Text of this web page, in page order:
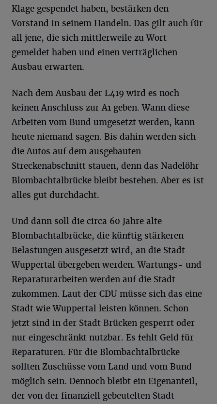
Klage gespendet haben, bestärken den
Vorstand in seinem Handeln. Das gilt auch für
all jene, die sich mittlerweile zu Wort
gemeldet haben und einen verträglichen
Ausbau erwarten.
Nach dem Ausbau der L419 wird es noch
keinen Anschluss zur A1 geben. Wann diese
Arbeiten vom Bund umgesetzt werden, kann
heute niemand sagen. Bis dahin werden sich
die Autos auf dem ausgebauten
Streckenabschnitt stauen, denn das Nadelöhr
Blombachtalbrücke bleibt bestehen. Aber es ist
alles gut durchdacht.
Und dann soll die circa 60 Jahre alte
Blombachtalbrücke, die künftig stärkeren
Belastungen ausgesetzt wird, an die Stadt
Wuppertal übergeben werden. Wartungs- und
Reparaturarbeiten werden auf die Stadt
zukommen. Laut der CDU müsse sich das eine
Stadt wie Wuppertal leisten können. Schon
jetzt sind in der Stadt Brücken gesperrt oder
nur eingeschränkt nutzbar. Es fehlt Geld für
Reparaturen. Für die Blombachtalbrücke
sollten Zuschüsse vom Land und vom Bund
möglich sein. Dennoch bleibt ein Eigenanteil,
der von der finanziell gebeutelten Stadt